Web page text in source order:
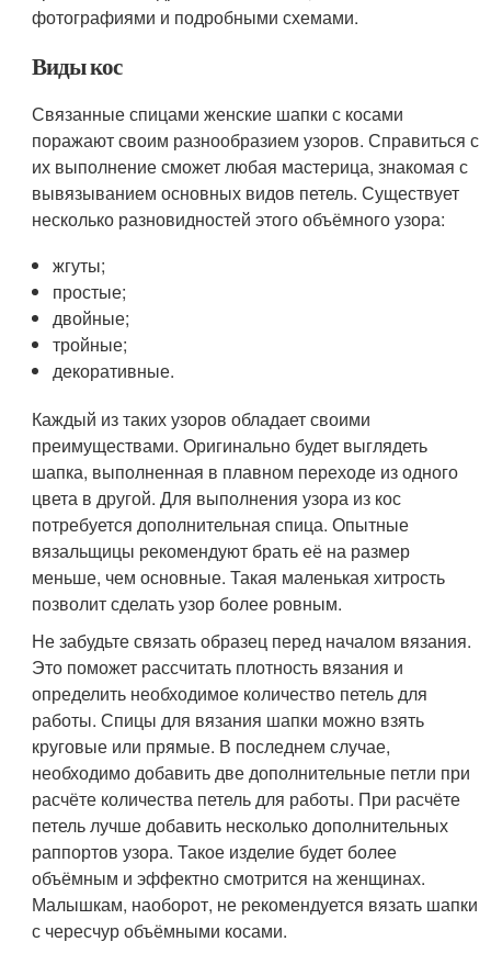
фотографиями и подробными схемами.
Виды кос
Связанные спицами женские шапки с косами
поражают своим разнообразием узоров. Справиться с
их выполнение сможет любая мастерица, знакомая с
вывязыванием основных видов петель. Существует
несколько разновидностей этого объёмного узора:
жгуты;
простые;
двойные;
тройные;
декоративные.
Каждый из таких узоров обладает своими
преимуществами. Оригинально будет выглядеть
шапка, выполненная в плавном переходе из одного
цвета в другой. Для выполнения узора из кос
потребуется дополнительная спица. Опытные
вязальщицы рекомендуют брать её на размер
меньше, чем основные. Такая маленькая хитрость
позволит сделать узор более ровным.
Не забудьте связать образец перед началом вязания.
Это поможет рассчитать плотность вязания и
определить необходимое количество петель для
работы. Спицы для вязания шапки можно взять
круговые или прямые. В последнем случае,
необходимо добавить две дополнительные петли при
расчёте количества петель для работы. При расчёте
петель лучше добавить несколько дополнительных
раппортов узора. Такое изделие будет более
объёмным и эффектно смотрится на женщинах.
Малышкам, наоборот, не рекомендуется вязать шапки
с чересчур объёмными косами.